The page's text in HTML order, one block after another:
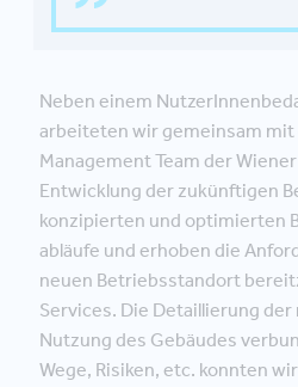
Neben einem
arbeiteten wir gemeinsam mit
Management Team der
Entwicklung der zukünftigen
konzipierten und optimierten
abläufe und erhoben die
neuen Betriebsstandort
Services. Die Detaillierung
Nutzung des Gebäudes
Wege, Risiken, etc. konnten